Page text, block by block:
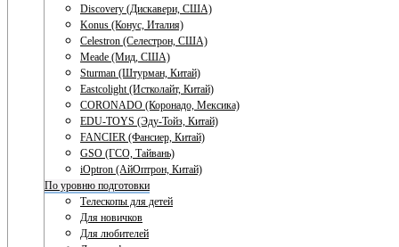
Discovery (Дискавери, США)
Konus (Конус, Италия)
Celestron (Селестрон, США)
Meade (Мид, США)
Sturman (Штурман, Китай)
Eastcolight (Истколайт, Китай)
CORONADO (Коронадо, Мексика)
EDU-TOYS (Эду-Тойз, Китай)
FANCIER (Фансиер, Китай)
GSO (ГСО, Тайвань)
iOptron (АйОптрон, Китай)
По уровню подготовки
Телескопы для детей
Для новичков
Для любителей